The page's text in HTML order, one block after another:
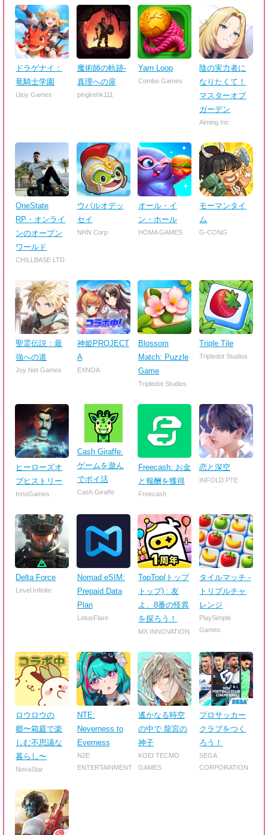
ドラゲナイ：
竜騎士学園
Ujoy Games
魔術師の軌跡-
真理への扉
pingkehk111
Yarn Loop
Combo Games
陰の実力者に
なりたくて！
マスターオブ
ガーデン
Aiming Inc
OneState
RP・オンライ
ンのオープン
ワールド
CHILLBASE LTD
ウパルオデッ
セイ
NHN Corp
オール・イ
ン・ホール
HOMA GAMES
モーマンタイ
ム
G-CONG
聖霊伝説：最
強への道
Joy Net Games
神姫PROJECT
A
EXNOA
Blossom
Match: Puzzle
Game
Tripledot Studios
Triple Tile
Tripledot Studios
ヒーローズオ
ブヒストリー
InnoGames
Cash Giraffe:
ゲームを遊ん
でポイ活
Cash Giraffe
Freecash: お金
と報酬を獲得
Freecash
恋と深空
INFOLD PTE
Delta Force
Level Infinite
Nomad eSIM:
Prepaid Data
Plan
LotusFlare
TopTop(トップ
トップ) : 友
よ、8番の怪異
を探ろう！
MX INNOVATION
タイルマッチ -
トリプルチャ
レンジ
PlaySimple
Games
ロウロウの
郷〜箱庭で楽
しむ不思議な
暮らし〜
NovaStar
NTE:
Neverness to
Everness
N2E
ENTERTAINMENT
遙かなる時空
の中で 龍宮の
神子
KOEI TECMO
GAMES
プロサッカー
クラブをつく
ろう！
SEGA
CORPORATION